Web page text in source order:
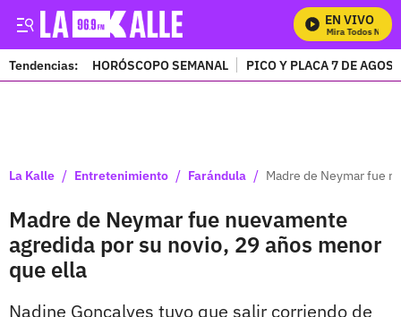
EN VIVO
Mira Todos
Tendencias: HORÓSCOPO SEMANAL PICO Y PLACA 7 DE
La Kalle / Entretenimiento / Farándula / Madre de Neymar fue
Madre de Neymar fue nuevamente
agredida por su novio, 29 años menor
que ella
Nadine Gonçalves tuvo que salir corriendo de